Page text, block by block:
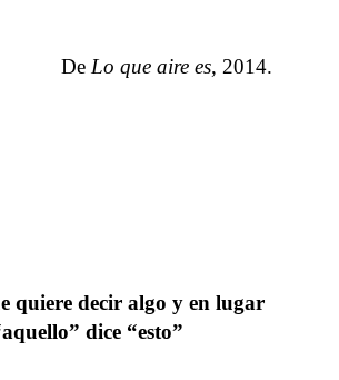
De Lo que aire es, 2014.
quiere decir algo y en lugar
dice “esto”